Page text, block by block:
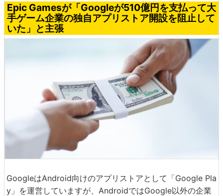
Epic Gamesが「Googleが510億円を支払って大
手ゲーム企業の独自アプリストア開設を阻止して
いた」と主張
GoogleはAndroid向けのアプリストアとして「Google Pla
y」を運営していますが、AndroidではGoogle以外の企業